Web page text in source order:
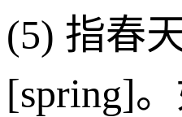
(5) 指春
[spring]